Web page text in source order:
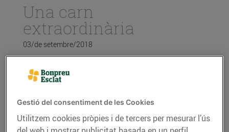
Una carn
extraordinària
03/de setembre/2018
Som el que mengem, no n’hi ha cap dubte, i és molt
siguinsaludables i d’una qualitat extraordinària
els diferents tipus de carn que trobaràs als nostres
Gestió del consentiment de les Cookies
Utilitzem cookies pròpies i de tercers per mesurar l’ús